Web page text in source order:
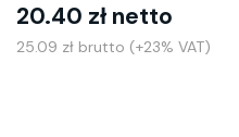
20.40 zł netto
25.09 zł brutto (+23% VAT)